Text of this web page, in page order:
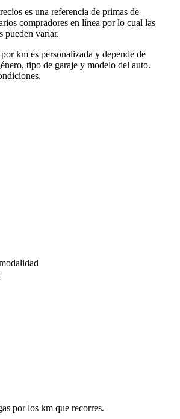
es una referencia de primas de
compradores en línea por lo cual las
pueden variar.
km es personalizada y depende de
tipo de garaje y modelo del auto.
por los km que recorres.